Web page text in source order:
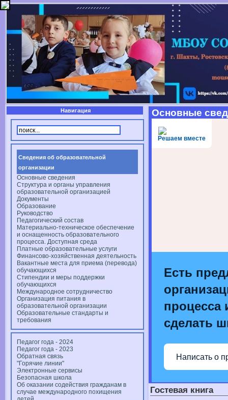
Навигация
Сведения об образовательной
организации
Основные сведения
Структура и органы управления
образовательной организацией
Документы
Образование
Руководство
Педагогический состав
Материально-техническое обеспечение
и оснащенность образовательного
процесса. Доступная среда
Платные образовательные услуги
Финансово-хозяйственная деятельность
Вакантные места для приема (перевода)
обучающихся
Стипендии и меры поддержки
обучающихся
Международное сотрудничество
Организация питания в
образовательной организации
Образовательные стандарты и
требования
Педагог года - 2024
Педагог года - 2023
Обратная связь
"Горячие линии"
Электронные сервисы
Безопасная школа
Об оказании содействия гражданам в
случае международного похищения
Основные
Решаем вместе
Есть
процесса
сделать
Написать о
Гостевая книга